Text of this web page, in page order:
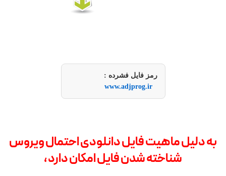
رمز فایل فشرده :
www.adjprog.ir
به دلیل ماهیت فایل دانلودی احتمال ویروس
شناخته شدن فایل امکان دارد ،